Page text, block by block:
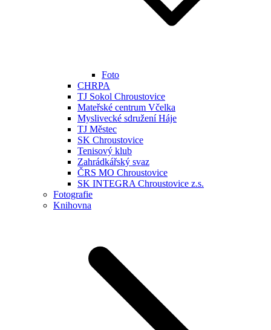
Foto
CHRPA
TJ Sokol Chroustovice
Mateřské centrum Včelka
Myslivecké sdružení Háje
TJ Městec
SK Chroustovice
Tenisový klub
Zahrádkářský svaz
ČRS MO Chroustovice
SK INTEGRA Chroustovice z.s.
Fotografie
Knihovna